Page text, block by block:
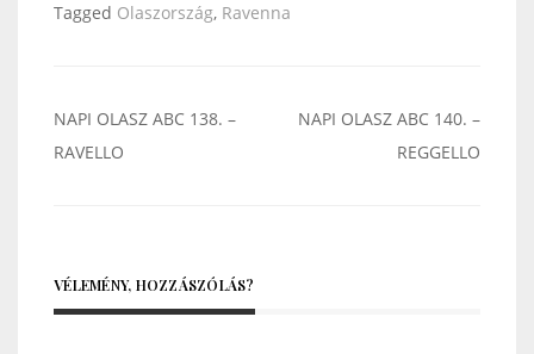
Tagged Olaszország, Ravenna
Bejegyzés
navigáció
NAPI OLASZ ABC 138. –
RAVELLO
NAPI OLASZ ABC 140. –
REGGELLO
VÉLEMÉNY, HOZZÁSZÓLÁS?